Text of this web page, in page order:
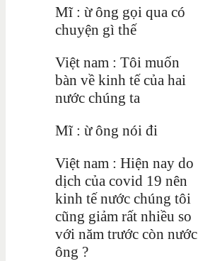
Mĩ : ừ ông gọi qua có
chuyện gì thế
Việt nam : Tôi muốn
bàn về kinh tế của hai
nước chúng ta
Mĩ : ừ ông nói đi
Việt nam : Hiện nay do
dịch của covid 19 nên
kinh tế nước chúng tôi
cũng giảm rất nhiều so
với năm trước còn nước
ông ?